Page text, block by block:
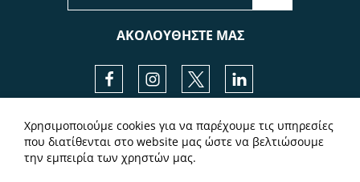
ΑΚΟΛΟΥΘΗΣΤΕ ΜΑΣ
FacebookInstagramTwitterLinkedIn
Local Time:10:26
Χρησιμοποιούμε cookies για να παρέχουμε τις υπηρεσίες
που διατίθενται στο website μας ώστε να βελτιώσουμε
την εμπειρία των χρηστών μας.